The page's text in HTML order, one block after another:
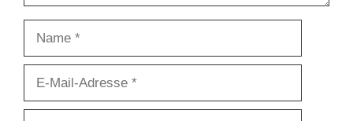
Adresse